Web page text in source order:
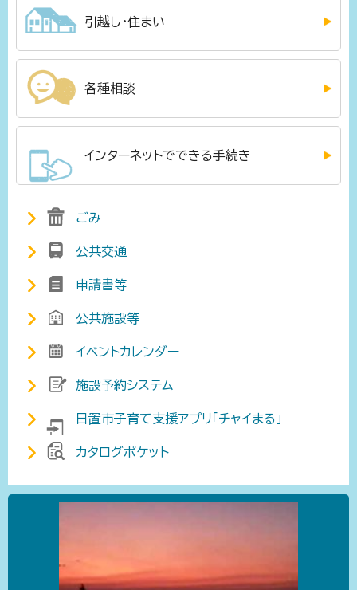
引越し・住まい
各種相談
インターネットでできる手続き
ごみ
公共交通
申請書等
公共施設等
イベントカレンダー
施設予約システム
日置市子育て支援アプリ「チャイまる」
カタログポケット